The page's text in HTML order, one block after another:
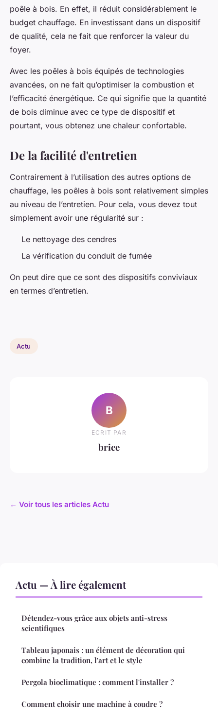
poêle à bois. En effet, il réduit considérablement le
budget chauffage. En investissant dans un dispositif
de qualité, cela ne fait que renforcer la valeur du
foyer.
Avec les poêles à bois équipés de technologies
avancées, on ne fait qu’optimiser la combustion et
l’efficacité énergétique. Ce qui signifie que la quantité
de bois diminue avec ce type de dispositif et
pourtant, vous obtenez une chaleur confortable.
De la facilité d'entretien
Contrairement à l’utilisation des autres options de
chauffage, les poêles à bois sont relativement simples
au niveau de l’entretien. Pour cela, vous devez tout
simplement avoir une régularité sur :
Le nettoyage des cendres
La vérification du conduit de fumée
On peut dire que ce sont des dispositifs conviviaux
en termes d’entretien.
Actu
B
ECRIT PAR
brice
← Voir tous les articles Actu
Actu — À lire également
Détendez-vous grâce aux objets anti-stress
scientifiques
Tableau japonais : un élément de décoration qui
combine la tradition, l'art et le style
Pergola bioclimatique : comment l'installer ?
Comment choisir une machine à coudre ?